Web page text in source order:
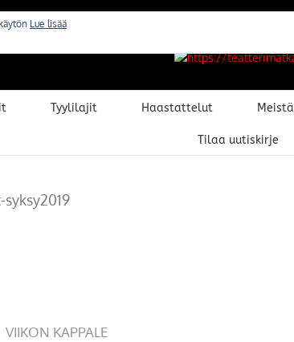
Tyylilajit Haastattelut Meistä
Tilaa uutiskirje
VIIKON KAPPALE
Lue lisää